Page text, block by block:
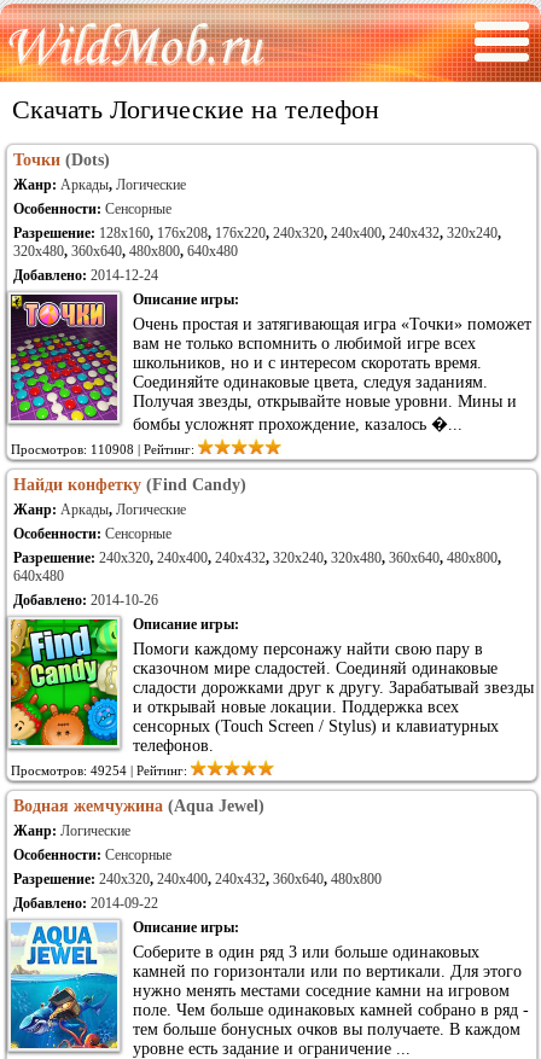
Скачать Логические на телефон
Точки (Dots)
Жанр: Аркады, Логические
Особенности: Сенсорные
Разрешение: 128x160, 176x208, 176x220, 240x320, 240x400, 240x432, 320x240,
320x480, 360x640, 480x800, 640x480
Добавлено: 2014-12-24
Описание игры:
Очень простая и затягивающая игра «Точки» поможет
вам не только вспомнить о любимой игре всех
школьников, но и с интересом скоротать время.
Соединяйте одинаковые цвета, следуя заданиям.
Получая звезды, открывайте новые уровни. Мины и
бомбы усложнят прохождение, казалось �...
Просмотров: 110908 | Рейтинг:
Найди конфетку (Find Candy)
Жанр: Аркады, Логические
Особенности: Сенсорные
Разрешение: 240x320, 240x400, 240x432, 320x240, 320x480, 360x640, 480x800,
640x480
Добавлено: 2014-10-26
Описание игры:
Помоги каждому персонажу найти свою пару в
сказочном мире сладостей. Соединяй одинаковые
сладости дорожками друг к другу. Зарабатывай звезды
и открывай новые локации. Поддержка всех
сенсорных (Touch Screen / Stylus) и клавиатурных
телефонов.
Просмотров: 49254 | Рейтинг:
Водная жемчужина (Aqua Jewel)
Жанр: Логические
Особенности: Сенсорные
Разрешение: 240x320, 240x400, 240x432, 360x640, 480x800
Добавлено: 2014-09-22
Описание игры:
Соберите в один ряд 3 или больше одинаковых
камней по горизонтали или по вертикали. Для этого
нужно менять местами соседние камни на игровом
поле. Чем больше одинаковых камней собрано в ряд -
тем больше бонусных очков вы получаете. В каждом
уровне есть задание и ограничение ...